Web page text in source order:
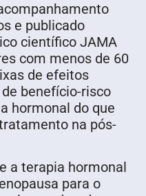
e publicado
científico JAMA
com menos de 60
de efeitos
benefício-risco
hormonal do que
na pós-
a terapia hormonal
para o